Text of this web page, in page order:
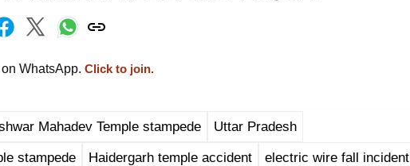
WhatsApp. Click to join.
Mahadev Temple stampede Uttar Pradesh
stampede Haidergarh temple accident electric wire fall incident